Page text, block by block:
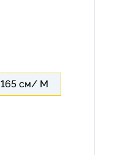
165 см/ M